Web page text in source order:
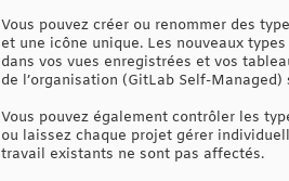
Vous pouvez créer ou renommer des
et une icône unique. Les nouveaux
dans vos vues enregistrées et vos
de l’organisation (GitLab Self-
Vous pouvez également contrôler les
ou laissez chaque projet gérer
travail existants ne sont pas affectés.